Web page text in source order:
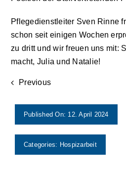
Pflegedienstleiter Sven Rinne
schon seit einigen Wochen
zu dritt und wir freuen uns mit:
macht, Julia und Natalie!
Previous
Published On: 12. April 2024
Categories: Hospizarbeit